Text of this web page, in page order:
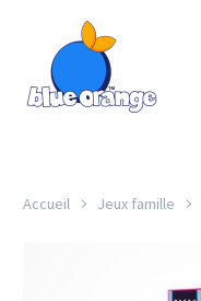
Accueil Jeux famille